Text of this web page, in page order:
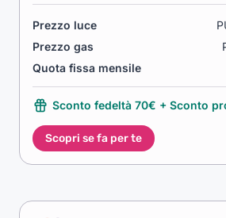
Prezzo luce
Prezzo gas
Quota fissa mensile
Sconto fedeltà 70€ + Sconto
Scopri se fa per te